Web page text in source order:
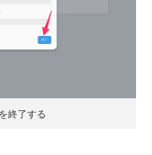
終了する